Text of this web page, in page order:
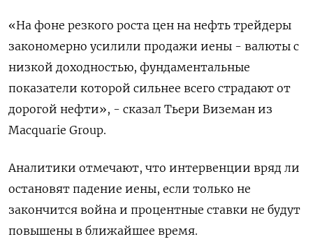
«На фоне резкого роста цен на нефть трейдеры
закономерно усилили продажи иены - валюты с
низкой доходностью, фундаментальные
показатели ​которой сильнее всего страдают от
дорогой нефти», - сказал Тьери Виземан из
Macquarie Group.
Аналитики отмечают, что интервенции вряд ли
остановят падение иены, если только не
закончится война и ‌процентные ставки не будут
повышены в ближайшее время.